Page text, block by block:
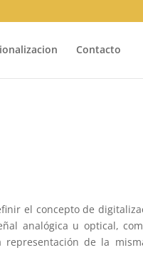
Contacto
el concepto de
analógica u optical,
de la